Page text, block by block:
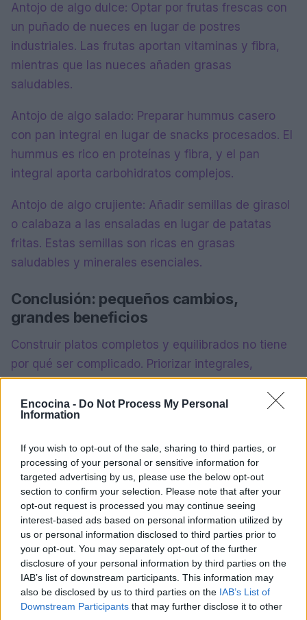
Encocina - Do Not Process My Personal
Information
If you wish to opt-out of the sale, sharing to third parties, or
processing of your personal or sensitive information for
targeted advertising by us, please use the below opt-out
section to confirm your selection. Please note that after your
opt-out request is processed you may continue seeing
interest-based ads based on personal information utilized by
us or personal information disclosed to third parties prior to
your opt-out. You may separately opt-out of the further
disclosure of your personal information by third parties on the
IAB’s list of downstream participants. This information may
also be disclosed by us to third parties on the IAB’s List of
Downstream Participants that may further disclose it to other
Antojo de algo dulce: Optar por frutas frescas con
un puñado de nueces en lugar de postres
industriales. Las frutas aportan vitaminas y fibra,
mientras que las nueces añaden grasas
saludables.
Antojo de algo salado: Preparar hummus casero
con pan integral en lugar de snacks procesados. El
hummus es rico en proteínas y fibra, y el pan
integral aporta carbohidratos complejos.
Antojo de algo crujiente: Añadir semillas de girasol
o calabaza a las ensaladas en lugar de patatas
fritas. Estas semillas son ricas en grasas
saludables y minerales esenciales.
Conclusión: pequeños cambios,
grandes beneficios
Construir platos completos y equilibrados no tiene
por qué ser complicado. Priorizar integrales,
legumbres y grasas de calidad, junto con ejemplos
prácticos y swaps sabrosos, puede transformar la
alimentación diaria en una experiencia deliciosa y
tener un gran impacto en la salud cardiovascular,
mejorando la calidad de vida a largo plazo.
AUTOR
Lucía Fernández
Lucía Fernández cubre la escena
gastronómica española y latinoamericana:
nuevas aperturas, tendencias, perfiles de
chefs y cocina de mercado.